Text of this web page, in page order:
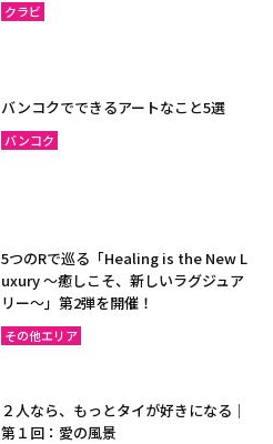
クラビ
バンコクでできるアートなこと5選
バンコク
5つのRで巡る「Healing is the New L
uxury ～癒しこそ、新しいラグジュア
リー〜」第2弾を開催！
その他エリア
２人なら、もっとタイが好きになる｜
第１回：愛の風景